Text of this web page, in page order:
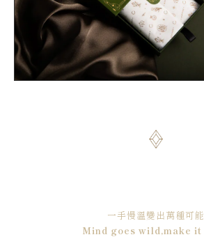
一手慢溫變出萬種可能
Mind goes wild,make